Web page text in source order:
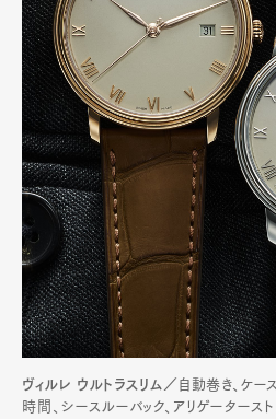
ヴィルレ ウルトラスリム／ 自動巻き、ケ
時間、シースルーバック、アリゲータース